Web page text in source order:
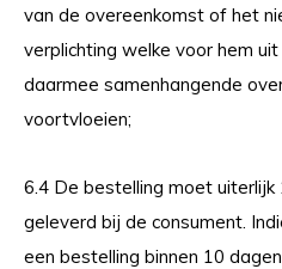
van de overeenkomst of het
verplichting welke voor hem
daarmee samenhangende
voortvloeien;
6.4 De bestelling moet
geleverd bij de consument.
een bestelling binnen 10